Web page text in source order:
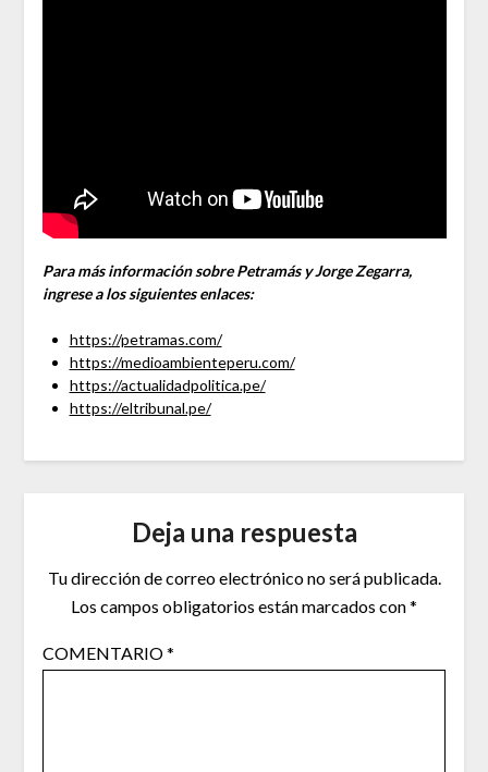
Para más información sobre Petramás y Jorge Zegarra,
ingrese a los siguientes enlaces:
https://petramas.com/
https://medioambienteperu.com/
https://actualidadpolitica.pe/
https://eltribunal.pe/
Deja una respuesta
Tu dirección de correo electrónico no será publicada.
Los campos obligatorios están marcados con*
COMENTARIO*